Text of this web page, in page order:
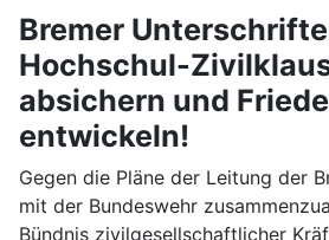
Bremer
Hochschul-
absichern und
entwickeln!
Gegen die Pläne der Leitung der
mit der Bundeswehr
Bündnis zivilgesellschaftlicher